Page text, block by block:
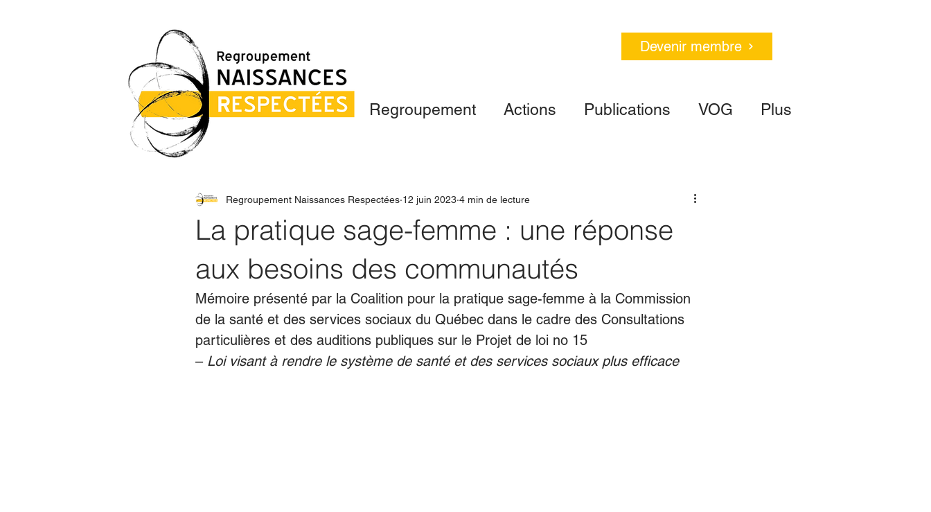
Regroupement Actions Publications VOG Plus
Devenir membre
La pratique sage-femme : une réponse
aux besoins des communautés
Regroupement Naissances Respectées 12 juin 2023 4 min de lecture
Mémoire présenté par la Coalition pour la pratique sage-femme à la Commission
de la santé et des services sociaux du Québec dans le cadre des Consultations
particulières et des auditions publiques sur le Projet de loi no 15
– Loi visant à rendre le système de santé et des services sociaux plus efficace